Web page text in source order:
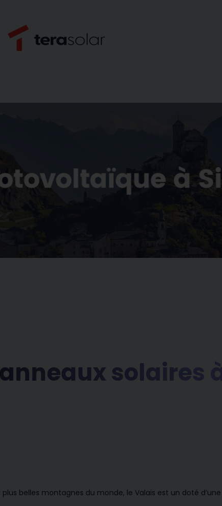
solaires à
belles montagnes du monde, le Valais est un doté